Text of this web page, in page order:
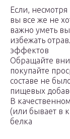
Если,
вы все же не
важно уметь
избежать
эффектов
Обращайте
покупайте
составе не
пищевых
В
(или бывает в
белка